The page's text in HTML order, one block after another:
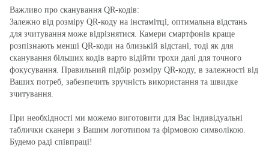
Важливо про сканування QR-кодів:
Залежно від розміру QR-коду на інстамітці, оптимальна відстань
для зчитування може відрізнятися. Камери смартфонів краще
розпізнають менші QR-коди на близькій відстані, тоді як для
сканування більших кодів варто відійти трохи далі для точного
фокусування. Правильний підбір розміру QR-коду, в залежності від
Ваших потреб, забезпечить зручність використання та швидке
зчитування.
При необхідності ми можемо виготовити для Вас індивідуальні
таблички сканери з Вашим логотипом та фірмовою символікою.
Будемо раді співпраці!